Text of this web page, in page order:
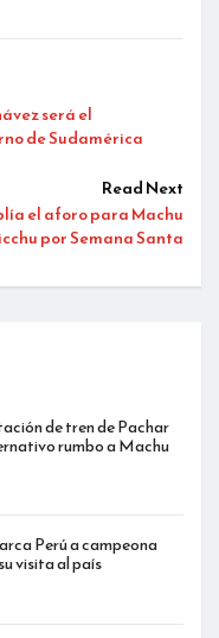
será el
de Sudamérica
Read Next
el aforo para Machu
por Semana Santa
de tren de Pachar
rumbo a Machu
Perú a campeona
visita al país